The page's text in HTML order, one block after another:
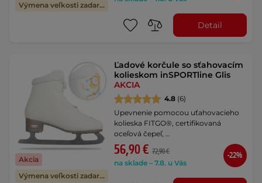
Výmena veľkosti zadarmo
Detail
Akcia
Výmena veľkosti zadarmo
Ľadové korčule so sťahovacím
kolieskom inSPORTline Glis
AKCIA
4.8 (6)
Upevnenie pomocou uťahovacieho
kolieska FITGO®, certifikovaná
oceľová čepeľ, …
56,90 € 72,90 €
na sklade – 7.8. u Vás
-22%